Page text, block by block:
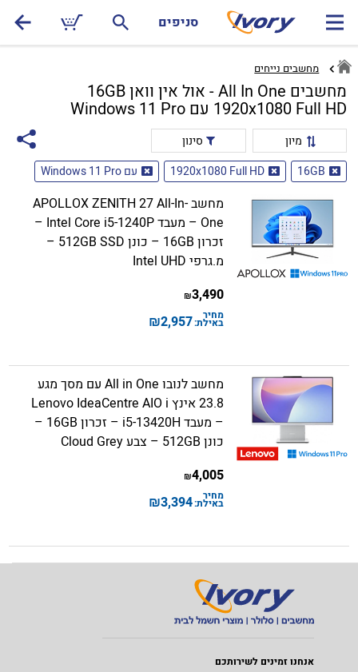
סניפים
מחשבים נייחים
מחשבים All In One - אול אין וואן 16GB
1920x1080 Full HD עם Windows 11 Pro
מיון
סינון
16GB
1920x1080 Full HD עם Windows 11 Pro
מחשב APOLLOX ZENITH 27 All-In-
One – מעבד Intel Core i5-1240P –
זכרון 16GB – כונן 512GB SSD –
מ.גרפי Intel UHD
3,490
₪
מחיר
באילת:2,957
₪
מחשב לנובו All in One עם מסך מגע
23.8 אינץ Lenovo IdeaCentre AIO i
– מעבד i5-13420H – זכרון 16GB –
כונן 512GB – צבע Cloud Grey
4,005
₪
מחיר
באילת:3,394
₪
אנחנו זמינים לשירותכם